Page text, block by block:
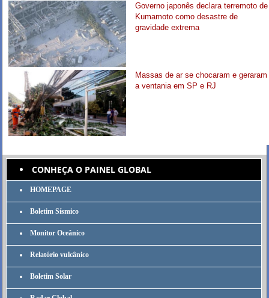
Governo japonês declara terremoto de
Kumamoto como desastre de
gravidade extrema
Massas de ar se chocaram e geraram
a ventania em SP e RJ
CONHEÇA O PAINEL GLOBAL
HOMEPAGE
Boletim Sísmico
Monitor Oceânico
Relatório vulcânico
Boletim Solar